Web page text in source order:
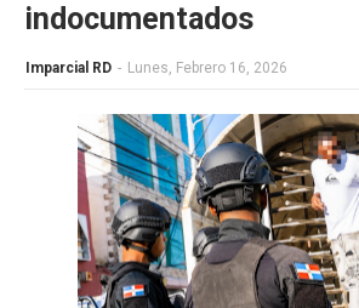
indocumentados
Imparcial RD - Lunes, Febrero 16, 2026